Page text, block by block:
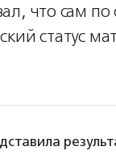
что сам по
статус